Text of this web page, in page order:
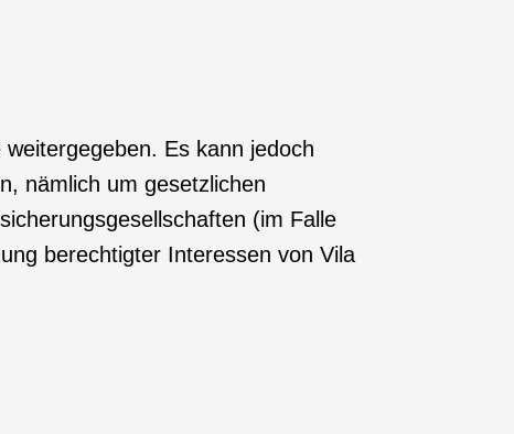
Es kann jedoch
nämlich um gesetzlichen
(im Falle
berechtigter Interessen von Vila